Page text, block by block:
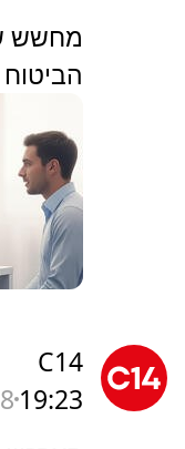
C14
19:23 8 שעות